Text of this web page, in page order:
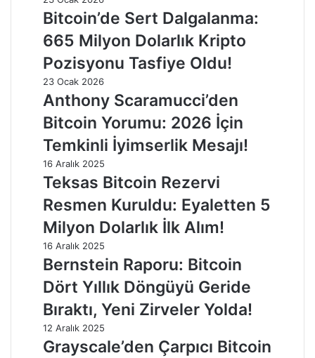
Bitcoin’de Sert Dalgalanma:
665 Milyon Dolarlık Kripto
Pozisyonu Tasfiye Oldu!
23 Ocak 2026
Anthony Scaramucci’den
Bitcoin Yorumu: 2026 İçin
Temkinli İyimserlik Mesajı!
16 Aralık 2025
Teksas Bitcoin Rezervi
Resmen Kuruldu: Eyaletten 5
Milyon Dolarlık İlk Alım!
16 Aralık 2025
Bernstein Raporu: Bitcoin
Dört Yıllık Döngüyü Geride
Bıraktı, Yeni Zirveler Yolda!
12 Aralık 2025
Grayscale’den Çarpıcı Bitcoin